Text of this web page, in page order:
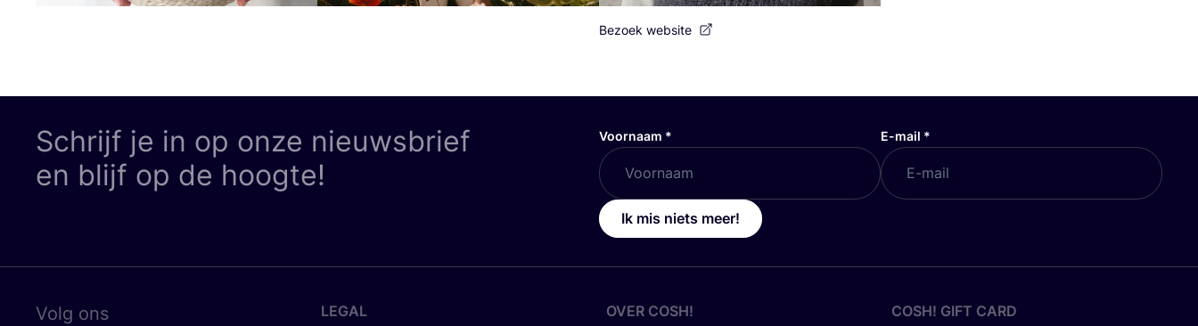
Bezoek website
Schrijf je in op onze nieuwsbrief
en blijf op de hoogte!
Voornaam * E-mail *
Ik mis niets meer!
Volg ons LEGAL OVER COSH! COSH! GIFT CARD